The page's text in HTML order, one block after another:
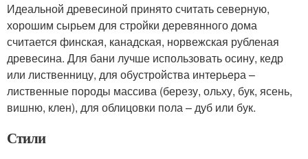
Идеальной древесиной принято считать северную,
хорошим сырьем для стройки деревянного дома
считается финская, канадская, норвежская рубленая
древесина. Для бани лучше использовать осину, кедр
или лиственницу, для обустройства интерьера –
лиственные породы массива (березу, ольху, бук, ясень,
вишню, клен), для облицовки пола – дуб или бук.
Стили